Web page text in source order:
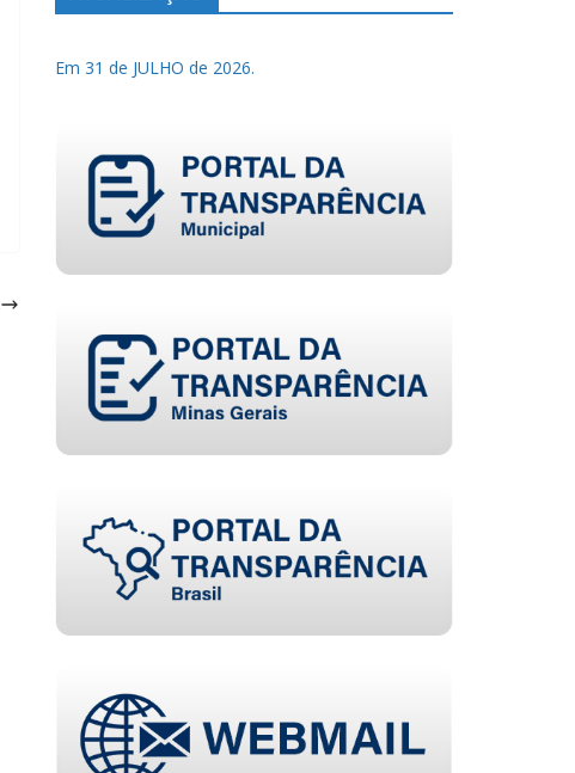
Em 31 de JULHO de 2026.